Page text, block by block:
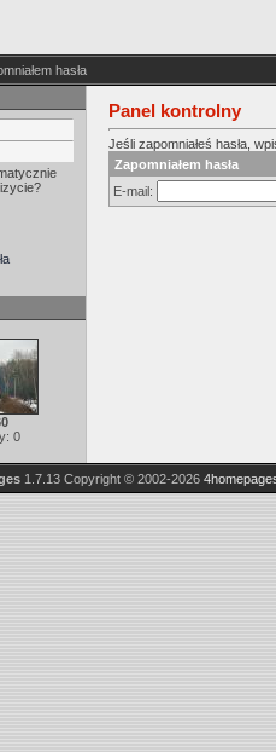
hasła
0
Panel kontrolny
Jeśli zapomniałeś hasła,
Zapomniałem hasła
E-mail:
1.7.13 Copyright © 2002-2026